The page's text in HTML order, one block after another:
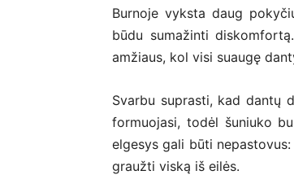
Burnoje vyksta daug
būdu sumažinti
amžiaus, kol visi suaugę
Svarbu suprasti, kad dantų
formuojasi, todėl šuniuko
elgesys gali būti
graužti viską iš eilės.